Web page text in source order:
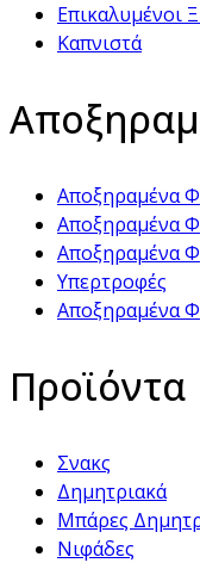
Επικαλυμένοι
Καπνιστά
Αποξηραμένα
Αποξηραμένα
Αποξηραμένα
Υπερτροφές
Αποξηραμένα
Προϊόντα
Σνακς
Δημητριακά
Μπάρες
Νιφάδες